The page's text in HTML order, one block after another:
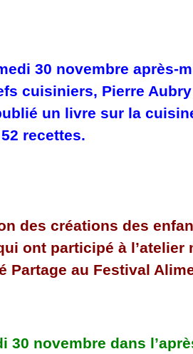
30 novembre après-
cuisiniers, Pierre
un livre sur la
recettes.
des créations des
ont participé à l’atelier
Partage au Festival
30 novembre dans